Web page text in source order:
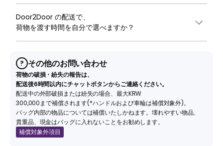
Door2Door の配送で、
荷物を渡す時間を自分で選べますか？
? その他のお問い合わせ
荷物の破損・紛失の報告は、
配送後6時間以内にチャットボタンからご連絡ください。
配送中の外部破損または紛失の場合、最大KRW
300,000まで補償されます(*ハンドルおよび車輪は補償対象外)。
バッグ内部の物品については補償いたしかねます。壊れやすい物品、
貴重品、現金はバッグに入れないことをお勧めします。
補償対象外項目